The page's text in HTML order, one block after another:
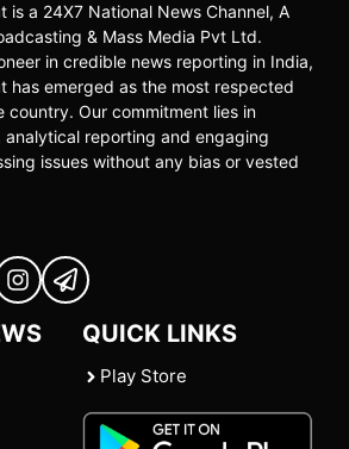
is a 24X7 National News Channel, A
& Mass Media Pvt Ltd.
in credible news reporting in India,
has emerged as the most respected
country. Our commitment lies in
reporting and engaging
issues without any bias or vested
QUICK LINKS
Play Store